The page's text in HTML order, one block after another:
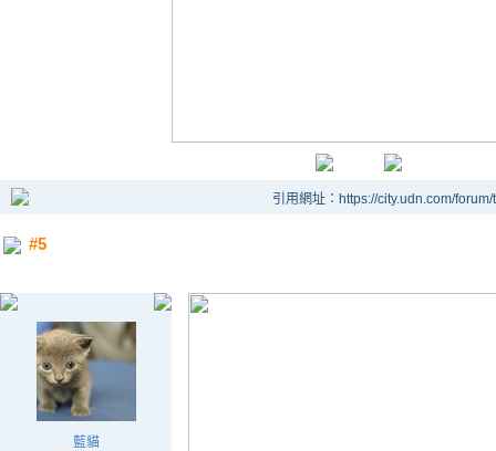
引用網址：https://city.udn.com/
#5
藍貓